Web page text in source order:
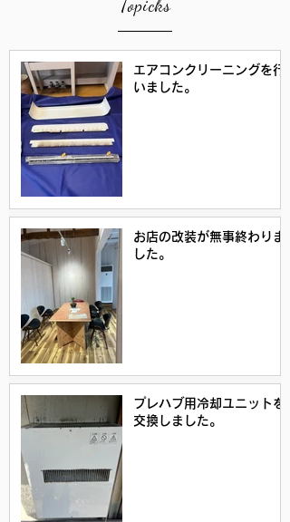
Topicks
エアコンクリーニングを行
いました。
お店の改装が無事終わりま
した。
プレハブ用冷却ユニットを
交換しました。